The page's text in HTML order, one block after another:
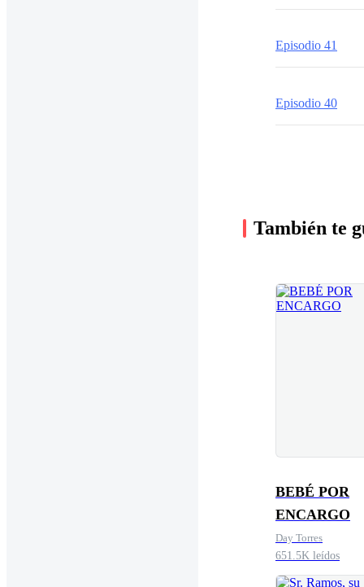
Episodio 41
Episodio 40
También te
BEBÉ POR
ENCARGO
Day Torres
651.5K leídos